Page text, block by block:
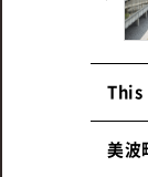
This
美波